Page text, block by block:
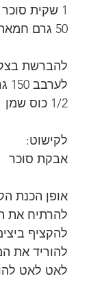
1 שקית סוכר וניל
50 גרם חמאה
להברשת
לערבב 150 גרם חמאה מומסת עם
1/2 כוס שמן
לקישוט:
אבקת סוכר
אופן הכנת
להרתיח את
להקציף
להוריד את
לאט לאט